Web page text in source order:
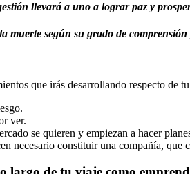
llevará a uno a lograr paz y
muerte según su grado de
que irás desarrollando respecto de
ver.
se quieren y empiezan a hacer
necesario constituir una compañía, que